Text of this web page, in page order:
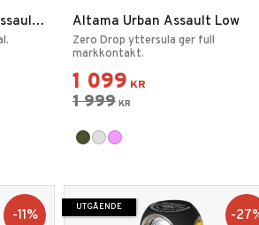
Altama Urban Assault Low
Zero Drop yttersula ger full
markkontakt.
1 099 KR
1 999 KR
11% 27
UTGÅENDE